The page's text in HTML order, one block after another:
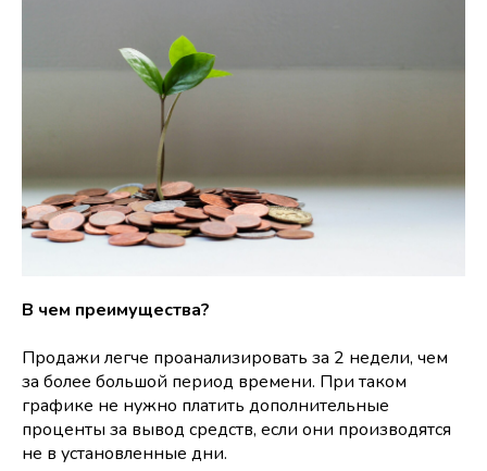
В чем преимущества?
Продажи легче проанализировать за 2 недели, чем
за более большой период времени. При таком
графике не нужно платить дополнительные
проценты за вывод средств, если они производятся
не в установленные дни.